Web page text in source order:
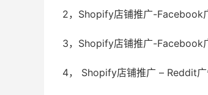
2，Shopify店铺推广-Facebook
3，Shopify店铺推广-Facebook
4， Shopify店铺推广 – Reddit广